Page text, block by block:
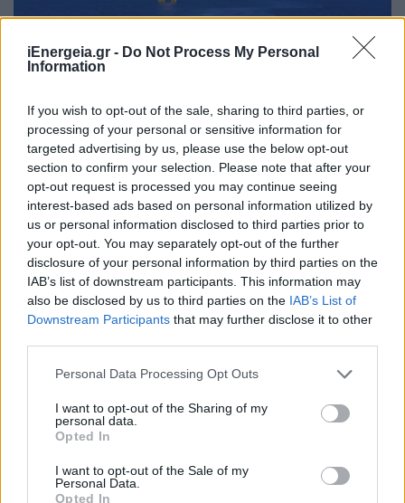
iEnergeia.gr - Do Not Process My Personal
Information
If you wish to opt-out of the sale, sharing to third parties, or
processing of your personal or sensitive information for
targeted advertising by us, please use the below opt-out
section to confirm your selection. Please note that after your
opt-out request is processed you may continue seeing
interest-based ads based on personal information utilized by
us or personal information disclosed to third parties prior to
your opt-out. You may separately opt-out of the further
disclosure of your personal information by third parties on the
IAB’s list of downstream participants. This information may
also be disclosed by us to third parties on the IAB’s List of
Downstream Participants that may further disclose it to other
Personal Data Processing Opt Outs
I want to opt-out of the Sharing of my
personal data.
Opted In
I want to opt-out of the Sale of my
Personal Data.
Opted In
Globalsat και Corio Generation
συνεργάζονται, για Επενδυτικές
Ενέργεια
ΑΝΑΝΕΩΣΙΜΕΣ ΠΗΓΕΣ ΕΝΕΡΓΕΙΑΣ
02/11/2023 - 15:03
Globalsat και Samsung επεκτείνουν
τη συνεργασία τους στη διανομή
οικιακών κλιματιστικών